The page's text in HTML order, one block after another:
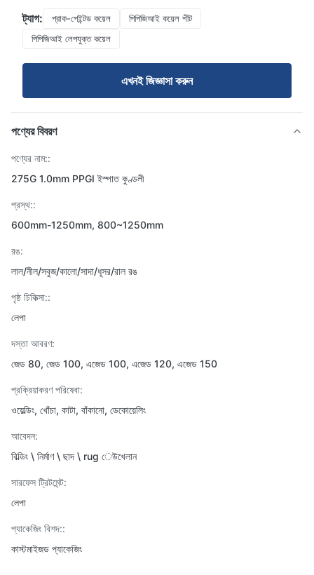
ট্যাগ: প্রাক-পেইন্টড কয়েল
পিপিজিআই কয়েল শীট
পিপিজিআই লেপযুক্ত কয়েল
এখনই জিজ্ঞাসা করুন
পণ্যের বিবরণ
পণ্যের নাম::
275G 1.0mm PPGI ইস্পাত কুণ্ডলী
প্রস্থ::
600mm-1250mm, 800~1250mm
রঙ:
লাল/নীল/সবুজ/কালো/সাদা/ধূসর/রাল রঙ
পৃষ্ঠ চিকিত্সা::
লেপা
দস্তা আবরণ:
জেড 80, জেড 100, এজেড 100, এজেড 120, এজেড 150
প্রক্রিয়াকরণ পরিষেবা:
ওয়েল্ডিং, খোঁচা, কাটা, বাঁকানো, ডেকোয়েলিং
আবেদন:
বিল্ডিং \ নির্মাণ \ ছাদ \ rug েউখেলান
সারফেস ট্রিটমেন্ট:
লেপা
প্যাকেজিং বিশদ::
কাস্টমাইজড প্যাকেজিং